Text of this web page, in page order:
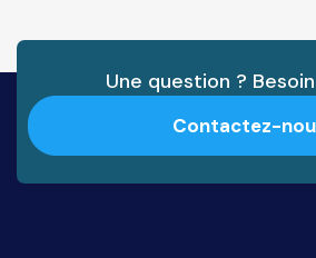
Une question ?
Contactez-